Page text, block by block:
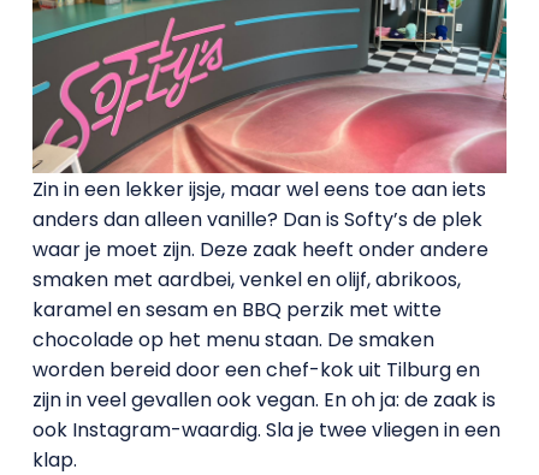
Zin in een lekker ijsje, maar wel eens toe aan iets
anders dan alleen vanille? Dan is Softy’s de plek
waar je moet zijn. Deze zaak heeft onder andere
smaken met aardbei, venkel en olijf, abrikoos,
karamel en sesam en BBQ perzik met witte
chocolade op het menu staan. De smaken
worden bereid door een chef-kok uit Tilburg en
zijn in veel gevallen ook vegan. En oh ja: de zaak is
ook Instagram-waardig. Sla je twee vliegen in een
klap.